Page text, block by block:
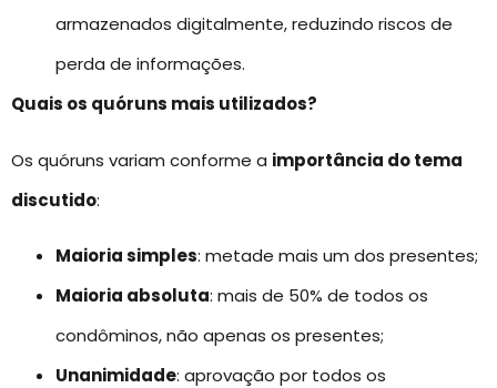
armazenados digitalmente, reduzindo riscos de
perda de informações.
Quais os quóruns mais utilizados?
Os quóruns variam conforme a importância do tema
discutido:
Maioria simples: metade mais um dos presentes;
Maioria absoluta: mais de 50% de todos os
condôminos, não apenas os presentes;
Unanimidade: aprovação por todos os